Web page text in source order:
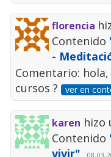
florencia
Contenido
-
Comentario:
cursos ?
ver en
karen hizo
Contenido
vivir"
08-03-